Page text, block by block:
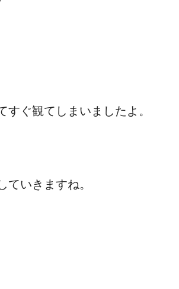
ぐ観てしまいましたよ。
いきますね。